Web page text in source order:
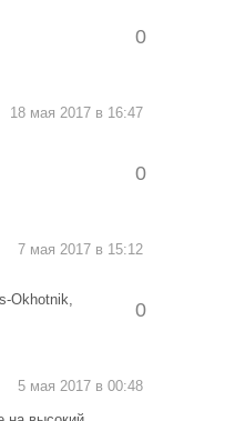
0
18 мая 2017 в 16:47
0
7 мая 2017 в 15:12
Okhotnik,
0
5 мая 2017 в 00:48